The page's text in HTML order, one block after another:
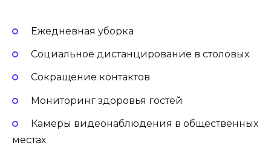
Ежедневная уборка
Социальное дистанцирование в столовых
Сокращение контактов
Мониторинг здоровья гостей
Камеры видеонаблюдения в общественных
местах